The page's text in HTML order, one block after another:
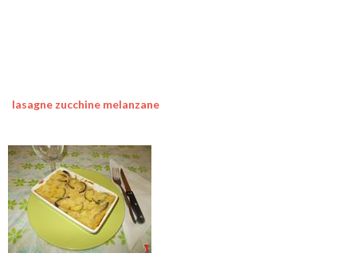
lasagne zucchine melanzane